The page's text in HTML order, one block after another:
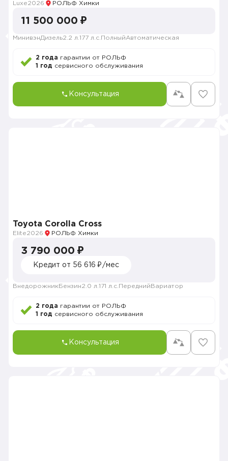
Luxe2026 РОЛЬФ Химки
11 500 000 ₽
МинивэнДизель2.2 л. 177 л.с. ПолныйАвтоматическая
2 года гарантии от РОЛЬФ
1 год сервисного обслуживания
Консультация
Toyota Corolla Cross
Elite2026 РОЛЬФ Химки
3 790 000 ₽
Кредит от 56 616 ₽/мес
Внедорожник Бензин2.0 л. 171 л.с. Передний Вариатор
2 года гарантии от РОЛЬФ
1 год сервисного обслуживания
Консультация